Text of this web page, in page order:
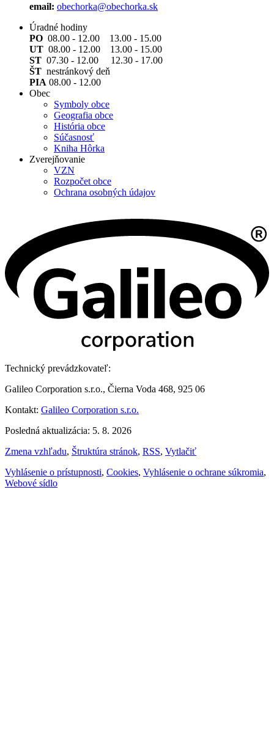
email: obechorka@obechorka.sk
Úradné hodiny
PO 08.00 - 12.00 13.00 - 15.00
UT 08.00 - 12.00 13.00 - 15.00
ST 07.30 - 12.00 12.30 - 17.00
ŠT nestránkový deň
PIA 08.00 - 12.00
Obec
Symboly obce
Geografia obce
História obce
Súčasnosť
Kniha Hôrka
Zverejňovanie
VZN
Rozpočet obce
Ochrana osobných údajov
Technický prevádzkovateľ:
Galileo Corporation s.r.o., Čierna Voda 468, 925 06
Kontakt: Galileo Corporation s.r.o.
Posledná aktualizácia: 5. 8. 2026
Zmena vzhľadu, Štruktúra stránok, RSS, Vytlačiť
Vyhlásenie o prístupnosti, Cookies, Vyhlásenie o ochrane súkromia,
Webové sídlo